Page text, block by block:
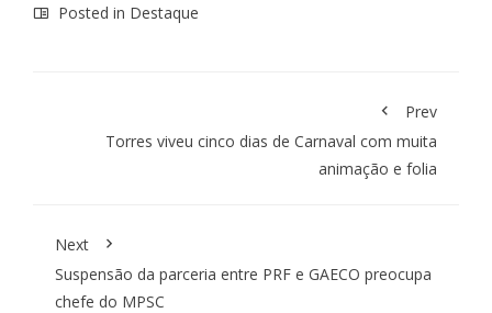
Posted in Destaque
Prev
Torres viveu cinco dias de Carnaval com muita
animação e folia
Next
Suspensão da parceria entre PRF e GAECO preocupa
chefe do MPSC